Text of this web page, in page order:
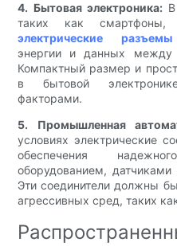
4. Бытовая электроника:В
таких как смартфоны,
электрические разъемы
энергии и данных между
Компактный размер и
в бытовой
факторами.
5. Промышленная
условиях электрические
обеспечения
оборудованием,
Эти соединители должны
агрессивных сред, таких